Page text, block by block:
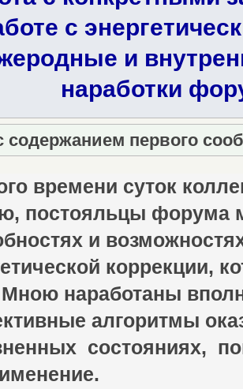
с
и
наработки
содержанием первого
времени суток
постояльцы форума
и
коррекции,
Мною наработаны
алгоритмы
состояниях,